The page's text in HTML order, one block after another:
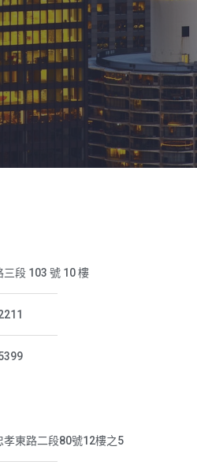
段 103 號 10 樓
孝東路二段80號12樓之5